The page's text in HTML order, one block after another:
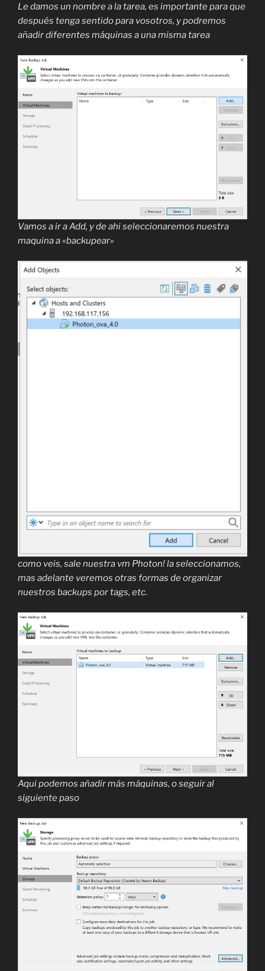
Le damos un nombre a la tarea, es importante para que
después tenga sentido para vosotros, y podremos
añadir diferentes máquinas a una misma tarea
Vamos a ir a Add, y de ahi seleccionaremos nuestra
maquina a «backupear»
como veis, sale nuestra vm Photon! la seleccionamos,
mas adelante veremos otras formas de organizar
nuestros backups por tags, etc.
Aqui podemos añadir más máquinas, o seguir al
siguiente paso